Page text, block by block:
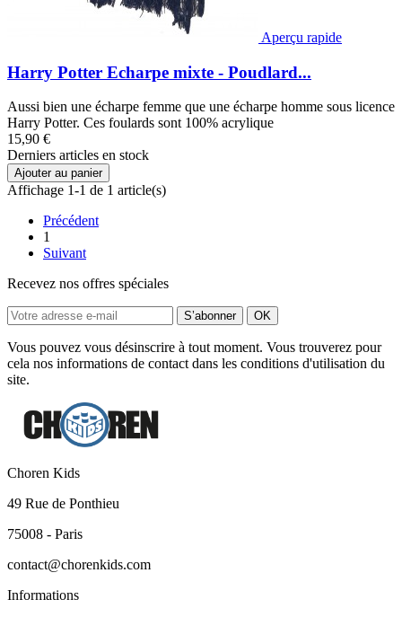
Aperçu rapide
Harry Potter Echarpe mixte - Poudlard...
Aussi bien une écharpe femme que une écharpe homme sous licence
Harry Potter. Ces foulards sont 100% acrylique
15,90 €
Derniers articles en stock
Ajouter au panier
Affichage 1-1 de 1 article(s)
Précédent
1
Suivant
Recevez nos offres spéciales
Vous pouvez vous désinscrire à tout moment. Vous trouverez pour
cela nos informations de contact dans les conditions d'utilisation du
site.
Choren Kids
49 Rue de Ponthieu
75008 - Paris
contact@chorenkids.com
Informations